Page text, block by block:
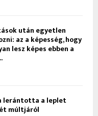
után egyetlen
az a képesség, hogy
lesz képes ebben a
lerántotta a leplet
múltjáról